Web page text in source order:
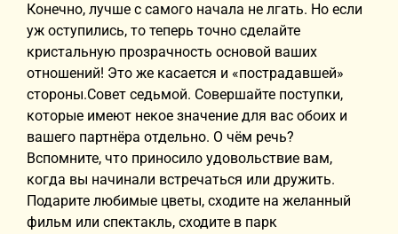
Конечно, лучше с самого начала не лгать. Но если
уж оступились, то теперь точно сделайте
кристальную прозрачность основой ваших
отношений! Это же касается и «пострадавшей»
стороны.Совет седьмой. Совершайте поступки,
которые имеют некое значение для вас обоих и
вашего партнёра отдельно. О чём речь?
Вспомните, что приносило удовольствие вам,
когда вы начинали встречаться или дружить.
Подарите любимые цветы, сходите на желанный
фильм или спектакль, сходите в парк